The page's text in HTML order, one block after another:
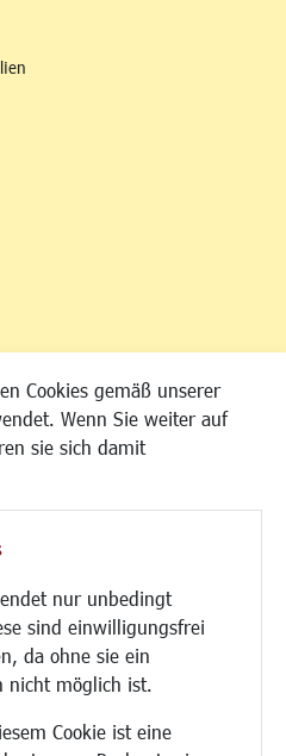
Cookies gemäß unserer
Wenn Sie weiter auf
sie sich damit
nur unbedingt
sind einwilligungsfrei
da ohne sie ein
nicht möglich ist.
Cookie ist eine